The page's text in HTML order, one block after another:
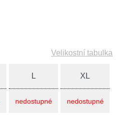
Velikostní tabulka
L
nedostupné
XL
nedostupné